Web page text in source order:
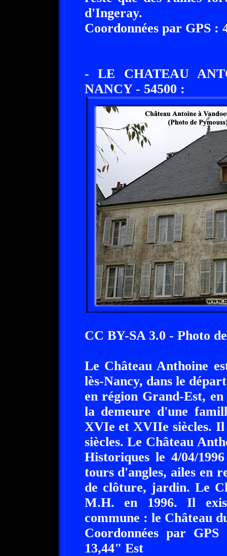
d'Ingeray.
Coordonnées par GPS :
- LE CHATEAU
NANCY - 54500 :
CC BY-SA 3.0 - Photo
Le Château Anthoine
lès-Nancy, dans le
en région Grand-Est,
la demeure d'une
XVIe et XVIIe siècles.
siècles. Le Château
Historiques le 4/04/
tours d'angles, ailes en
de clôture, jardin. Le
M.H. en 1996. Il
commune : le Château
Coordonnées par
13,44" Est